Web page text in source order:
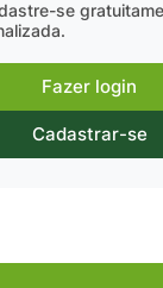
se
Fazer login
Cadastrar-se